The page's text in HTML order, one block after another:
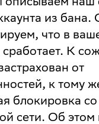
из
что в
сработает. К
от
к тому
блокировка
сети. Об этом